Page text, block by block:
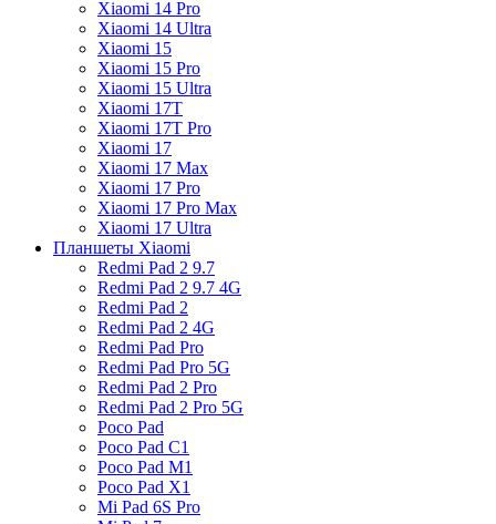
Xiaomi 14 Pro
Xiaomi 14 Ultra
Xiaomi 15
Xiaomi 15 Pro
Xiaomi 15 Ultra
Xiaomi 17T
Xiaomi 17T Pro
Xiaomi 17
Xiaomi 17 Max
Xiaomi 17 Pro
Xiaomi 17 Pro Max
Xiaomi 17 Ultra
Планшеты Xiaomi
Redmi Pad 2 9.7
Redmi Pad 2 9.7 4G
Redmi Pad 2
Redmi Pad 2 4G
Redmi Pad Pro
Redmi Pad Pro 5G
Redmi Pad 2 Pro
Redmi Pad 2 Pro 5G
Poco Pad
Poco Pad C1
Poco Pad M1
Poco Pad X1
Mi Pad 6S Pro